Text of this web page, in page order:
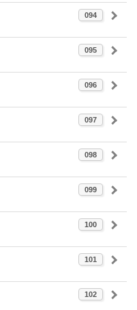
094
095
096
097
098
099
100
101
102